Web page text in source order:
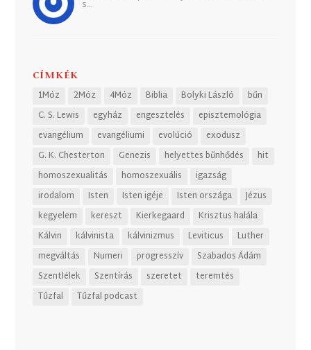
S…
CÍMKÉK
1Móz 2Móz 4Móz Biblia Bolyki László
bűn
C. S. Lewis
egyház engesztelés
episztemológia
evangélium
evangéliumi evolúció
exodusz
G. K. Chesterton
Genezis helyettes bűnhődés
hit
homoszexualitás
homoszexuális
igazság
irodalom
Isten Isten igéje Isten országa
Jézus
kegyelem
kereszt Kierkegaard
Krisztus halála
Kálvin
kálvinista kálvinizmus Leviticus
Luther
megváltás
Numeri progresszív
Szabados Ádám
Szentlélek
Szentírás szeretet
teremtés
Tűzfal
Tűzfal podcast